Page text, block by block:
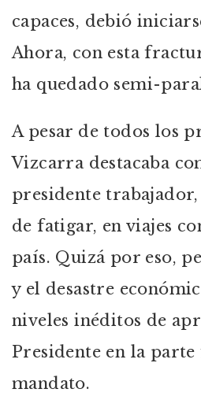
capaces, debió
Ahora, con esta
ha quedado semi-
A pesar de todos los
Vizcarra destacaba
presidente
de fatigar, en viajes
país. Quizá por eso,
y el desastre
niveles inéditos de
Presidente en la
mandato.